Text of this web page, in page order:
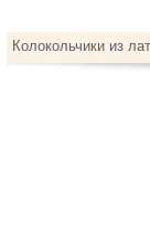
Колокольчики из